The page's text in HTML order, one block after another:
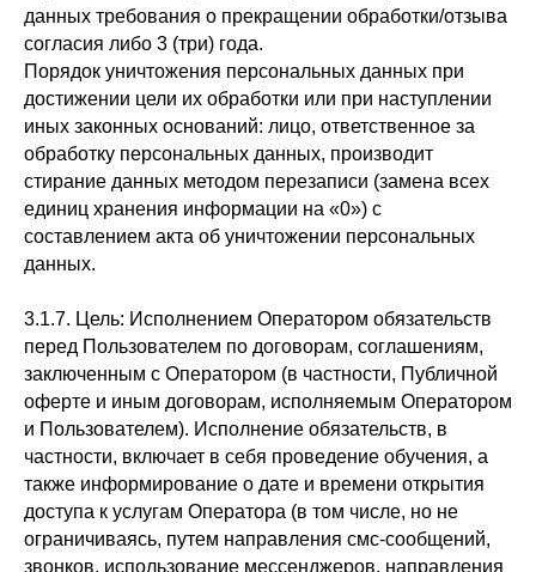
данных требования о прекращении обработки/отзыва
согласия либо 3 (три) года.
Порядок уничтожения персональных данных при
достижении цели их обработки или при наступлении
иных законных оснований: лицо, ответственное за
обработку персональных данных, производит
стирание данных методом перезаписи (замена всех
единиц хранения информации на «0») с
составлением акта об уничтожении персональных
данных.
3.1.7. Цель: Исполнением Оператором обязательств
перед Пользователем по договорам, соглашениям,
заключенным с Оператором (в частности, Публичной
оферте и иным договорам, исполняемым Оператором
и Пользователем). Исполнение обязательств, в
частности, включает в себя проведение обучения, а
также информирование о дате и времени открытия
доступа к услугам Оператора (в том числе, но не
ограничиваясь, путем направления смс-сообщений,
звонков, использование мессенджеров, направления